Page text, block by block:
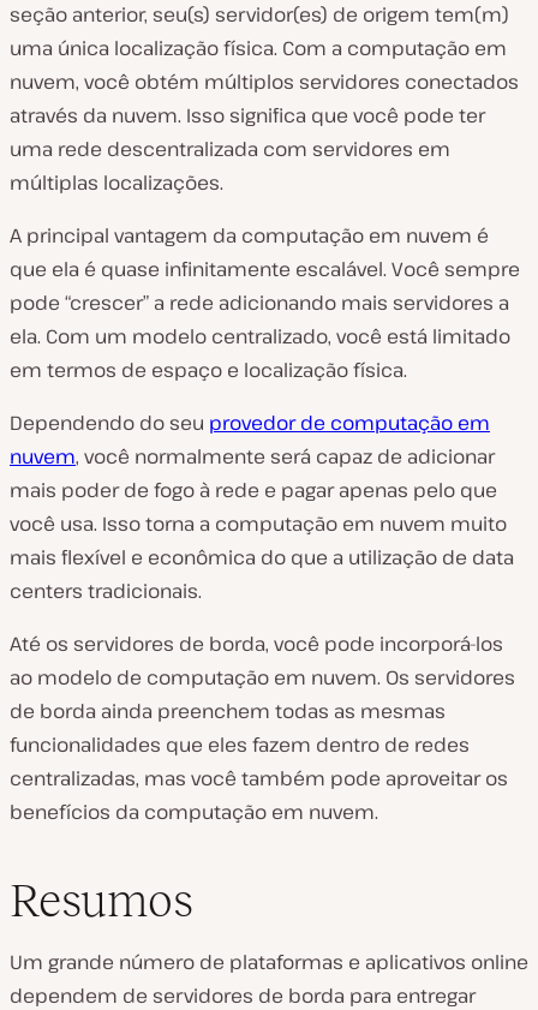
seção anterior, seu(s) servidor(es) de origem tem(m)
uma única localização física. Com a computação em
nuvem, você obtém múltiplos servidores conectados
através da nuvem. Isso significa que você pode ter
uma rede descentralizada com servidores em
múltiplas localizações.
A principal vantagem da computação em nuvem é
que ela é quase infinitamente escalável. Você sempre
pode “crescer” a rede adicionando mais servidores a
ela. Com um modelo centralizado, você está limitado
em termos de espaço e localização física.
Dependendo do seu provedor de computação em
nuvem, você normalmente será capaz de adicionar
mais poder de fogo à rede e pagar apenas pelo que
você usa. Isso torna a computação em nuvem muito
mais flexível e econômica do que a utilização de data
centers tradicionais.
Até os servidores de borda, você pode incorporá-los
ao modelo de computação em nuvem. Os servidores
de borda ainda preenchem todas as mesmas
funcionalidades que eles fazem dentro de redes
centralizadas, mas você também pode aproveitar os
benefícios da computação em nuvem.
Resumos
Um grande número de plataformas e aplicativos online
dependem de servidores de borda para entregar